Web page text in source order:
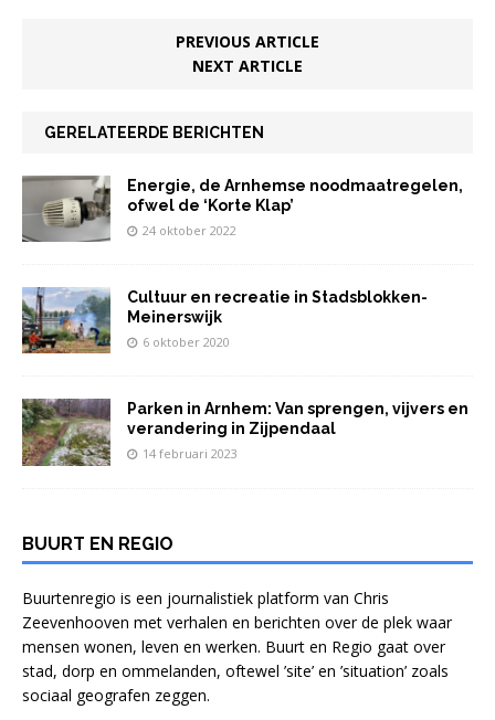
PREVIOUS ARTICLE
NEXT ARTICLE
GERELATEERDE BERICHTEN
Energie, de Arnhemse noodmaatregelen,
ofwel de ‘Korte Klap’
24 oktober 2022
Cultuur en recreatie in Stadsblokken-
Meinerswijk
6 oktober 2020
Parken in Arnhem: Van sprengen, vijvers en
verandering in Zijpendaal
14 februari 2023
BUURT EN REGIO
Buurtenregio is een journalistiek platform van Chris
Zeevenhooven met verhalen en berichten over de plek waar
mensen wonen, leven en werken. Buurt en Regio gaat over
stad, dorp en ommelanden, oftewel ’site’ en ’situation’ zoals
sociaal geografen zeggen.